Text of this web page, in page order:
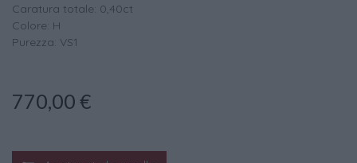
Caratura totale: 0,40ct
Colore: H
Purezza: VS1
770,00 €